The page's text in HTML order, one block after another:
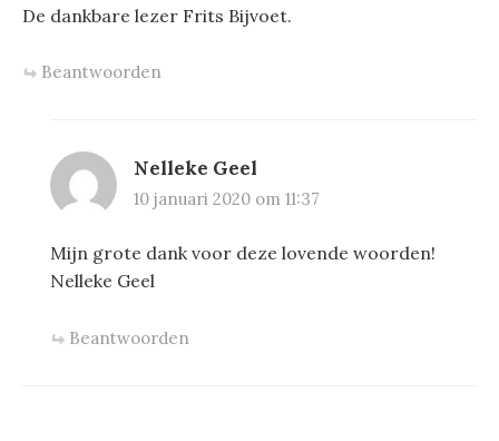
De dankbare lezer Frits Bijvoet.
Beantwoorden
Nelleke Geel
10 januari 2020 om 11:37
Mijn grote dank voor deze lovende woorden!
Nelleke Geel
Beantwoorden